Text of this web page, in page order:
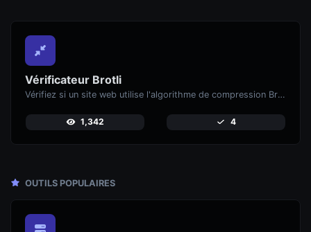
Vérificateur Brotli
Vérifiez si un site web utilise l'algorithme de compression Brotli ou non.
1,342 4
OUTILS POPULAIRES